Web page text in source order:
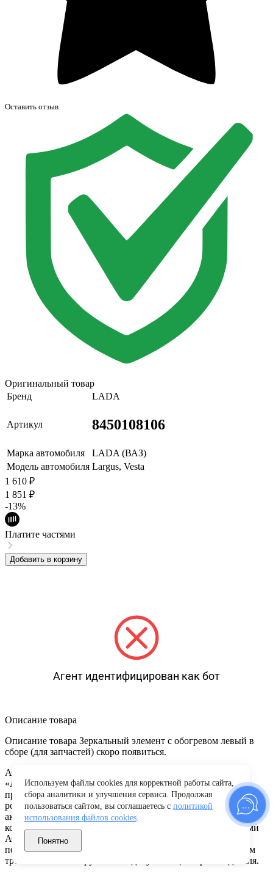
Оставить отзыв
Оригинальный товар
Бренд
LADA
Артикул 8450108106
Марка автомобиля
LADA (ВАЗ)
Модель автомобиля Largus, Vesta
1 610 ₽
1 851 ₽
-13%
Платите частями
Добавить в корзину
Агент идентифицирован как бот
Описание товара
Описание товара Зеркальный элемент с обогревом левый в
сборе (для запчастей) скоро появиться.
АО «Лада-Имидж» является дочерним предприятием АО
«АВТОВАЗ» и его официальным дистрибьютором по
продаже запчастей и аксессуаров к автомобилям LADA на
российском и зарубежном рынке. Оригинальные запчасти и
аксессуары LADA в фирменной упаковке – это запчасти,
которые изготовлены производственными подразделениями
АО “АВТОВАЗ” или его сертифицированными
поставщиками и полностью соответствующие техническим
требованиям конструктивной документации производителя.
Используем файлы cookies для корректной работы сайта,
сбора аналитики и улучшения сервиса. Продолжая
пользоваться сайтом, вы соглашаетесь с политикой
использования файлов cookies.
Понятно